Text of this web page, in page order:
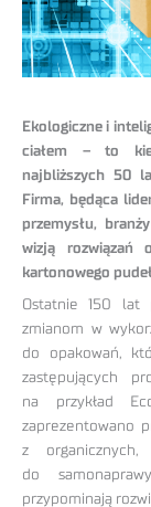
Ekologiczne i
ciałem – to
najbliższych 50
Firma, będąca
przemysłu,
wizją rozwiązań
kartonowego
Ostatnie 150 lat
zmianom w
do opakowań,
zastępujących
na przykład
zaprezentowano
z organicznych,
do
przypominają